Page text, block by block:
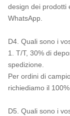
design dei prodotti
WhatsApp.
D4. Quali sono i
1. T/T, 30% di
spedizione.
Per ordini di
richiediamo il
D5. Quali sono i